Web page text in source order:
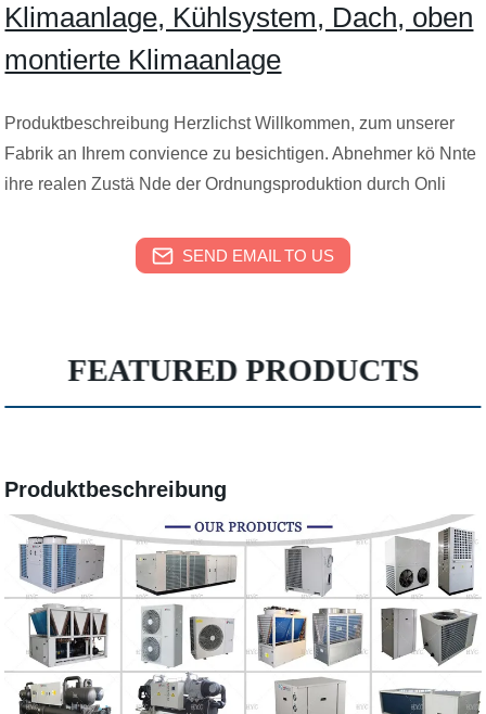
Klimaanlage, Kühlsystem, Dach, oben
montierte Klimaanlage
Produktbeschreibung Herzlichst Willkommen, zum unserer
Fabrik an Ihrem convience zu besichtigen. Abnehmer kö Nnte
ihre realen Zustä Nde der Ordnungsproduktion durch Onli
SEND EMAIL TO US
FEATURED PRODUCTS
Produktbeschreibung